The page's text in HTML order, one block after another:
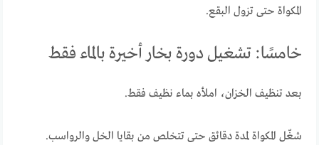
المكواة حتى تزول البقع.
خامسًا: تشغيل دورة بخار أخيرة بالماء فقط
بعد تنظيف الخزان، املأه بماء نظيف فقط.
شغّل المكواة لمدة دقائق حتى تتخلص من بقايا الخل والرواسب.